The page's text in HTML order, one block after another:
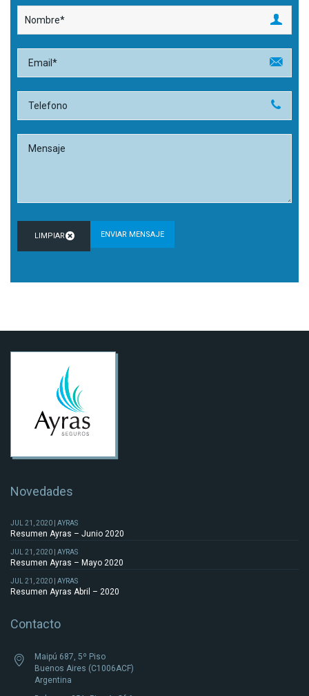
Novedades
JUL 21, 2020 | AYRAS
Resumen Ayras – Junio 2020
JUL 21, 2020 | AYRAS
Resumen Ayras – Mayo 2020
JUL 21, 2020 | AYRAS
Resumen Ayras Abril – 2020
Contacto
Maipú 687, 5º Piso
Buenos Aires (C1006ACF)
Argentina